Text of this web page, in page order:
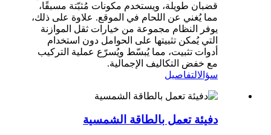
قضبان طويلة، ويستخدم مكونات مُثبّتة مسبقًا،
مما يُغني عن اللحام في الموقع. علاوة على ذلك،
يوفر النظام مجموعة من خيارات ثقل الموازنة
التي يُمكن تثبيتها على الحوامل دون استخدام
أدوات تثبيت، مما يُبسّط ويُسرّع عملية التركيب
مع خفض التكاليف الإجمالية.
سؤالالتفاصيل
دفيئة تعمل بالطاقة الشمسية